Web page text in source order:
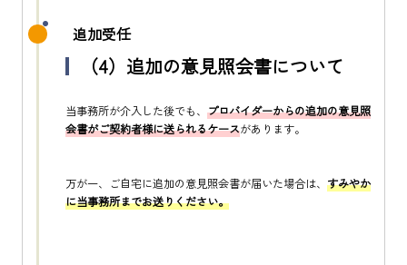
追加受任
（4）追加の意見照会書について
当事務所が介入した後でも、 プロバイダーからの追加の意見照
会書がご契約者様に送られるケースがあります。
万が一、ご自宅に追加の意見照会書が届いた場合は、 すみやか
に当事務所までお送りください。